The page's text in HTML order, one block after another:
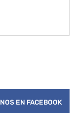
EN FACEBOOK